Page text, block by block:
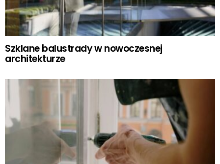
Szklane balustrady w nowoczesnej
architekturze